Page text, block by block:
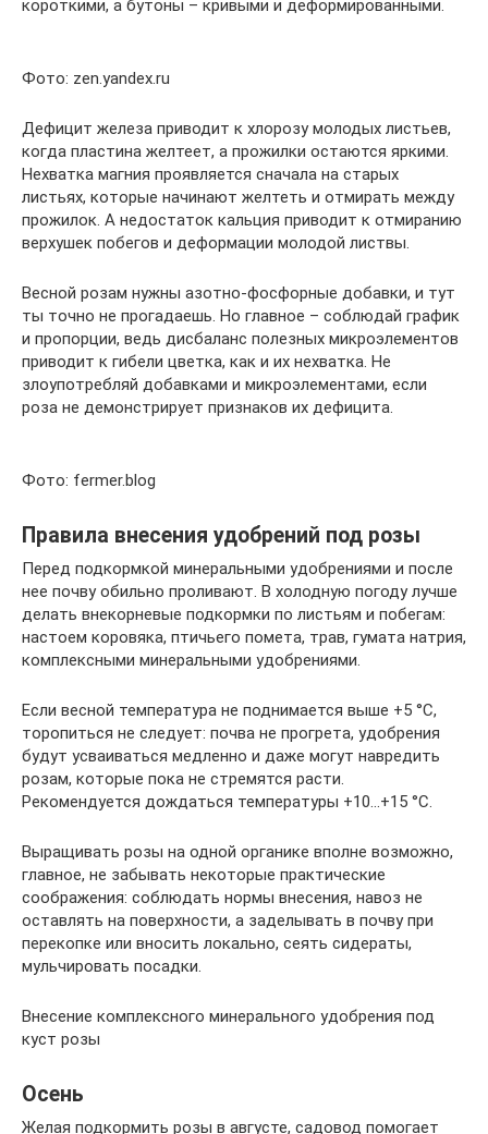
короткими, а бутоны – кривыми и деформированными.
Фото: zen.yandex.ru
Дефицит железа приводит к хлорозу молодых листьев,
когда пластина желтеет, а прожилки остаются яркими.
Нехватка магния проявляется сначала на старых
листьях, которые начинают желтеть и отмирать между
прожилок. А недостаток кальция приводит к отмиранию
верхушек побегов и деформации молодой листвы.
Весной розам нужны азотно-фосфорные добавки, и тут
ты точно не прогадаешь. Но главное – соблюдай график
и пропорции, ведь дисбаланс полезных микроэлементов
приводит к гибели цветка, как и их нехватка. Не
злоупотребляй добавками и микроэлементами, если
роза не демонстрирует признаков их дефицита.
Фото: fermer.blog
Правила внесения удобрений под розы
Перед подкормкой минеральными удо­брениями и после
нее почву обильно проливают. В холодную погоду лучше
делать вне­корневые подкормки по листьям и по­бегам:
настоем коровяка, птичьего помета, трав, гумата натрия,
комплекс­ными минеральными удобрениями.
Если весной температура не поднима­ется выше +5 °С,
торопиться не следу­ет: почва не прогрета, удобрения
будут усваиваться медленно и даже могут на­вредить
розам, которые пока не стре­мятся расти.
Рекомендуется дождаться температуры +10…+15 °С. 
Выращивать розы на одной органике вполне возможно,
главное, не забывать некоторые практические
соображе­ния: соблюдать нормы внесения, навоз не
оставлять на поверхности, а заделы­вать в почву при
перекопке или вносить локально, сеять сидераты,
мульчиро­вать посадки.
Внесение комплексного минерального удобрения под
куст розы
Осень
Желая подкормить розы в августе, садовод помогает